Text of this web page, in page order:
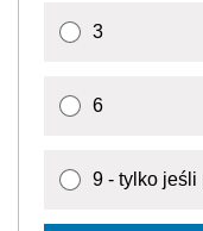
3
6
9 - tylko jeśli